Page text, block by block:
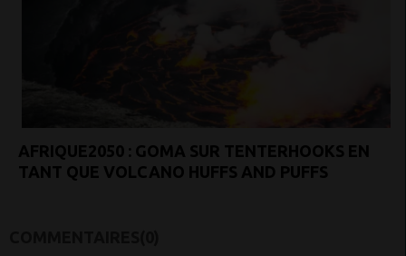
AFRIQUE2050 : GOMA SUR TENTERHOOKS EN
TANT QUE VOLCANO HUFFS AND PUFFS